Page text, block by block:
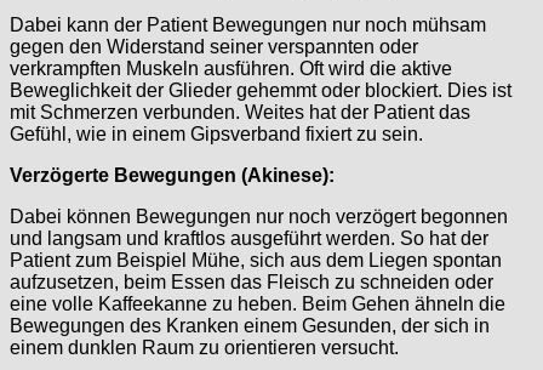
Dabei kann der Patient Bewegungen nur noch mühsam
gegen den Widerstand seiner verspannten oder
verkrampften Muskeln ausführen. Oft wird die aktive
Beweglichkeit der Glieder gehemmt oder blockiert. Dies ist
mit Schmerzen verbunden. Weites hat der Patient das
Gefühl, wie in einem Gipsverband fixiert zu sein.
Verzögerte Bewegungen (Akinese):
Dabei können Bewegungen nur noch verzögert begonnen
und langsam und kraftlos ausgeführt werden. So hat der
Patient zum Beispiel Mühe, sich aus dem Liegen spontan
aufzusetzen, beim Essen das Fleisch zu schneiden oder
eine volle Kaffeekanne zu heben. Beim Gehen ähneln die
Bewegungen des Kranken einem Gesunden, der sich in
einem dunklen Raum zu orientieren versucht.